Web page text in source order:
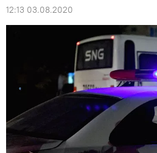
12:13 03.08.2020